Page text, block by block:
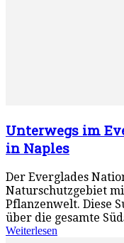
Unterwegs im
in Naples
Der Everglades
Naturschutzgebiet
Pflanzenwelt. Diese
über die gesamte
Weiterlesen